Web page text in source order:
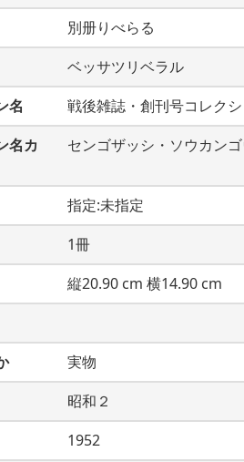
別册りべらる
ベッサツリベラル
名
戦後雑誌・創刊号コレク
名カ
センゴザッシ・ソウカン
指定:未指定
1冊
縦20.90 cm 横14.90 cm
実物
昭和２
1952